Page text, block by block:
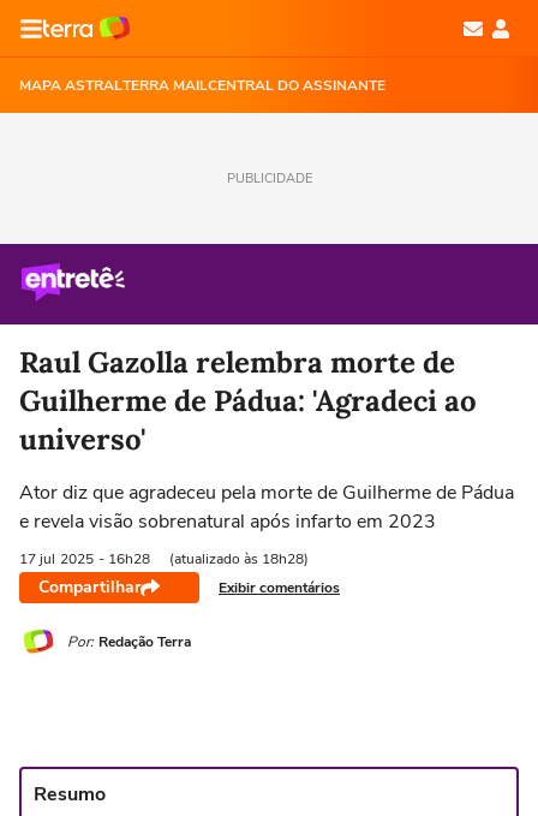
MAPA ASTRALTERRA MAILCENTRAL DO ASSINANTE
PUBLICIDADE
Raul Gazolla relembra morte de
Guilherme de Pádua: 'Agradeci ao
universo'
Ator diz que agradeceu pela morte de Guilherme de Pádua
e revela visão sobrenatural após infarto em 2023
17 jul 2025 - 16h28 (atualizado às 18h28)
Compartilhar Exibir comentários
Por: Redação Terra
Resumo